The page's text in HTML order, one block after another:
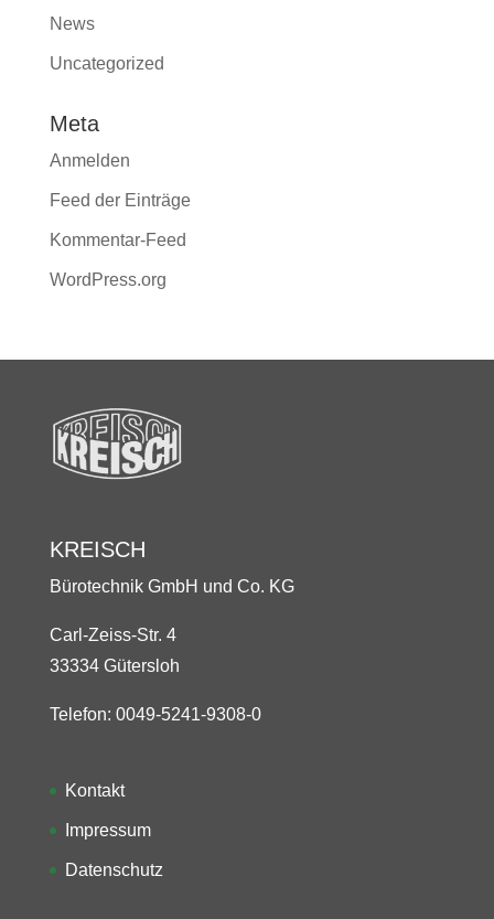
News
Uncategorized
Meta
Anmelden
Feed der Einträge
Kommentar-Feed
WordPress.org
KREISCH
Bürotechnik GmbH und Co. KG
Carl-Zeiss-Str. 4
33334 Gütersloh
Telefon: 0049-5241-9308-0
Kontakt
Impressum
Datenschutz